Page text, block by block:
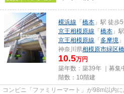
横浜線 「 橋本 」駅 徒歩
京王相模原線 「 橋本 」
京王相模原線 「 多摩境
神奈川県相模原市緑区
10.5万円
築年数：築39年 ｜募集
階数：10階建
コンビニ「ファミリーマート」が98m以内